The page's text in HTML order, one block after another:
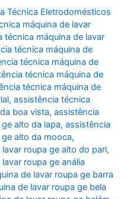
Técnica Eletrodomésticos
máquina de lavar
técnica máquina de lavar
técnica máquina de
técnica máquina de
técnica máquina de
técnica máquina de
,assistência técnica
boa vista,assistência
alto da lapa,assistência
alto da mooca,
roupa ge alto do pari,
roupa ge anália
de lavar roupa ge barra
de lavar roupa ge bela